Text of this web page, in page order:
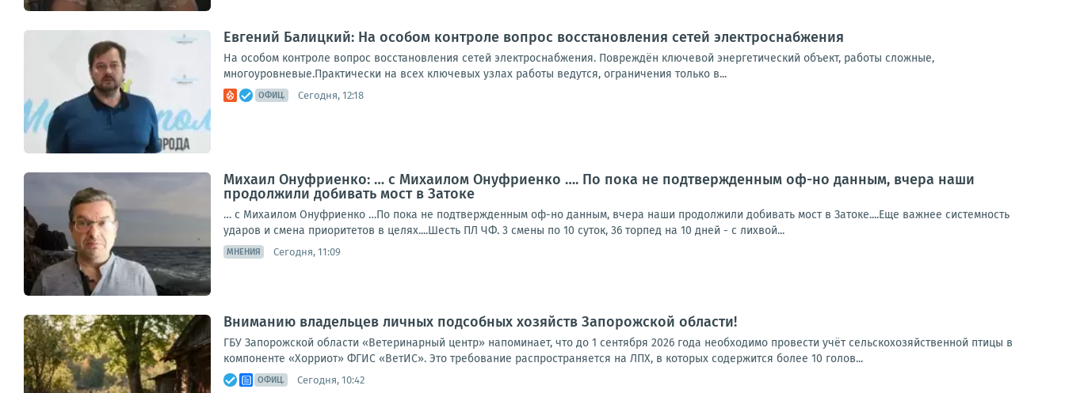
Евгений Балицкий: На особом контроле вопрос восстановления сетей электроснабжения
На особом контроле вопрос восстановления сетей электроснабжения. Повреждён ключевой энергетический объект, работы сложные,
многоуровневые.Практически на всех ключевых узлах работы ведутся, ограничения только в...
ОФИЦ. Сегодня, 12:18
Михаил Онуфриенко: … с Михаилом Онуфриенко …. По пока не подтвержденным оф-но данным, вчера наши
продолжили добивать мост в Затоке
… с Михаилом Онуфриенко …По пока не подтвержденным оф-но данным, вчера наши продолжили добивать мост в Затоке....Еще важнее системность
ударов и смена приоритетов в целях....Шесть ПЛ ЧФ. 3 смены по 10 суток, 36 торпед на 10 дней - с лихвой...
МНЕНИЯ Сегодня, 11:09
Вниманию владельцев личных подсобных хозяйств Запорожской области!
ГБУ Запорожской области «Ветеринарный центр» напоминает, что до 1 сентября 2026 года необходимо провести учёт сельскохозяйственной птицы в
компоненте «Хорриот» ФГИС «ВетИС». Это требование распространяется на ЛПХ, в которых содержится более 10 голов...
ОФИЦ. Сегодня, 10:42